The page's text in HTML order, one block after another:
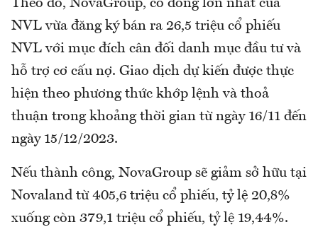
Theo đó, NovaGroup, cổ đông lớn nhất của
NVL vừa đăng ký bán ra 26,5 triệu cổ phiếu
NVL với mục đích cân đối danh mục đầu tư và
hỗ trợ cơ cấu nợ. Giao dịch dự kiến được thực
hiện theo phương thức khớp lệnh và thoả
thuận trong khoảng thời gian từ ngày 16/11 đến
ngày 15/12/2023.
Nếu thành công, NovaGroup sẽ giảm sở hữu tại
Novaland từ 405,6 triệu cổ phiếu, tỷ lệ 20,8%
xuống còn 379,1 triệu cổ phiếu, tỷ lệ 19,44%.